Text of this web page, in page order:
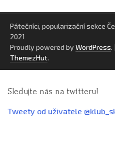
Pátečníci, popularizační sekce
2021
Proudly powered by WordPress. |
ThemezHut.
Sledujte nás na twitteru!
Tweety od uživatele